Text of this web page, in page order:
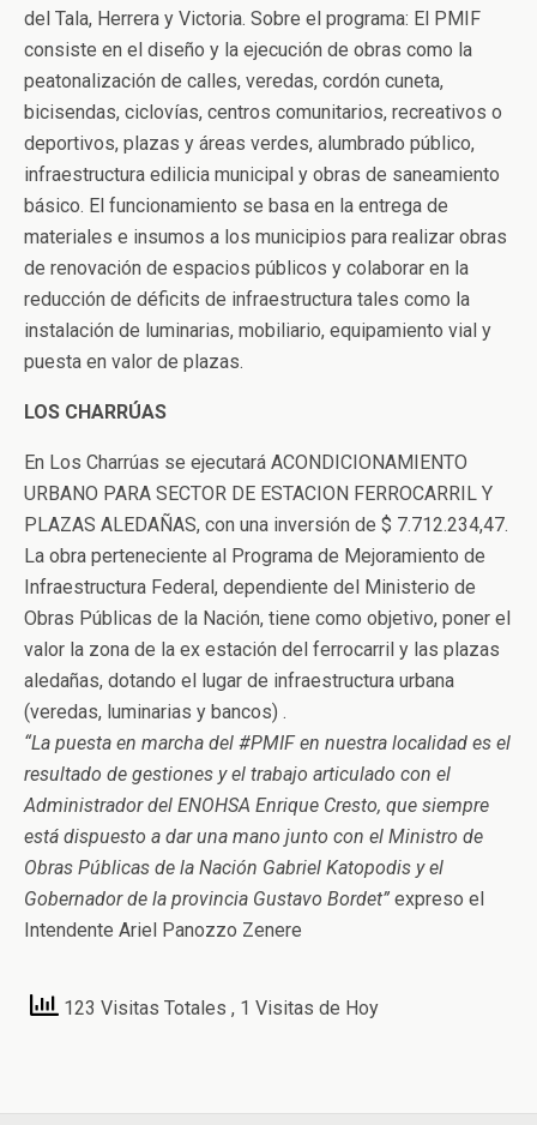
del Tala, Herrera y Victoria. Sobre el programa: El PMIF
consiste en el diseño y la ejecución de obras como la
peatonalización de calles, veredas, cordón cuneta,
bicisendas, ciclovías, centros comunitarios, recreativos o
deportivos, plazas y áreas verdes, alumbrado público,
infraestructura edilicia municipal y obras de saneamiento
básico. El funcionamiento se basa en la entrega de
materiales e insumos a los municipios para realizar obras
de renovación de espacios públicos y colaborar en la
reducción de déficits de infraestructura tales como la
instalación de luminarias, mobiliario, equipamiento vial y
puesta en valor de plazas.
LOS CHARRÚAS
En Los Charrúas se ejecutará ACONDICIONAMIENTO
URBANO PARA SECTOR DE ESTACION FERROCARRIL Y
PLAZAS ALEDAÑAS, con una inversión de $ 7.712.234,47.
La obra perteneciente al Programa de Mejoramiento de
Infraestructura Federal, dependiente del Ministerio de
Obras Públicas de la Nación, tiene como objetivo, poner el
valor la zona de la ex estación del ferrocarril y las plazas
aledañas, dotando el lugar de infraestructura urbana
(veredas, luminarias y bancos) .
“La puesta en marcha del #PMIF en nuestra localidad es el
resultado de gestiones y el trabajo articulado con el
Administrador del ENOHSA Enrique Cresto, que siempre
está dispuesto a dar una mano junto con el Ministro de
Obras Públicas de la Nación Gabriel Katopodis y el
Gobernador de la provincia Gustavo Bordet” expreso el
Intendente Ariel Panozzo Zenere
123 Visitas Totales , 1 Visitas de Hoy